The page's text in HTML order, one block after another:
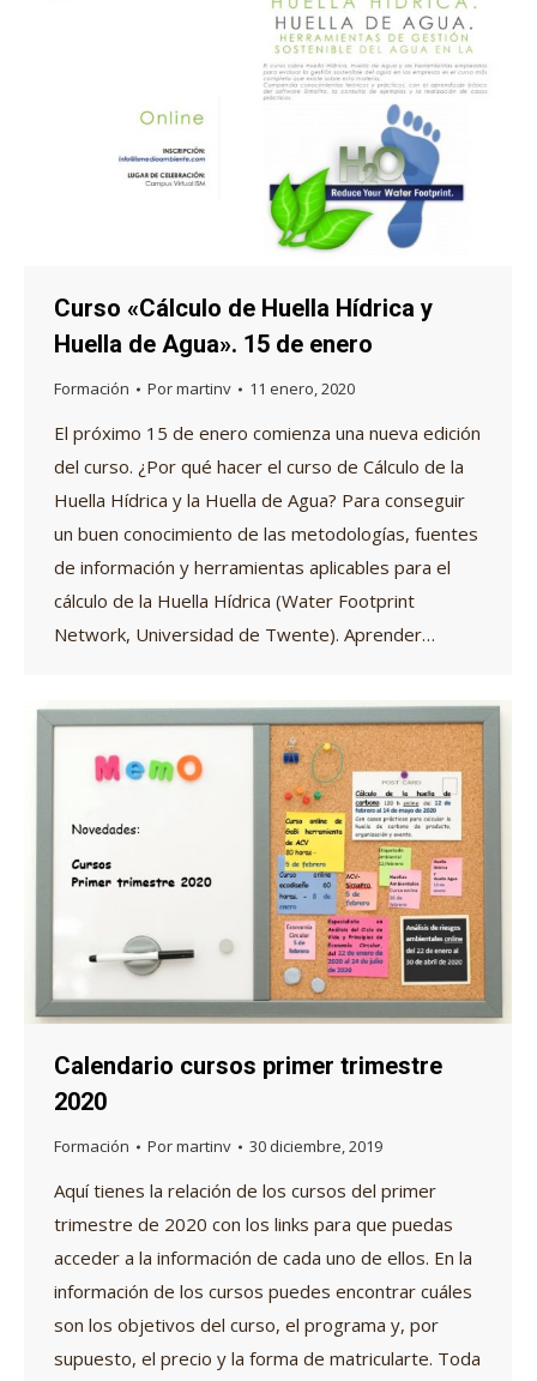
Curso «Cálculo de Huella Hídrica y
Huella de Agua». 15 de enero
Formación Pormartinv 11 enero, 2020
El próximo 15 de enero comienza una nueva edición
del curso. ¿Por qué hacer el curso de Cálculo de la
Huella Hídrica y la Huella de Agua? Para conseguir
un buen conocimiento de las metodologías, fuentes
de información y herramientas aplicables para el
cálculo de la Huella Hídrica (Water Footprint
Network, Universidad de Twente). Aprender…
Calendario cursos primer trimestre
2020
Formación Pormartinv 30 diciembre, 2019
Aquí tienes la relación de los cursos del primer
trimestre de 2020 con los links para que puedas
acceder a la información de cada uno de ellos. En la
información de los cursos puedes encontrar cuáles
son los objetivos del curso, el programa y, por
supuesto, el precio y la forma de matricularte. Toda